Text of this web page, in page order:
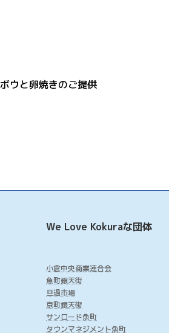
ウと卵焼きのご提供
We Love Kokuraな団体
小倉中央商業連合会
魚町銀天街
旦過市場
京町銀天街
サンロード魚町
タウンマネジメント魚町